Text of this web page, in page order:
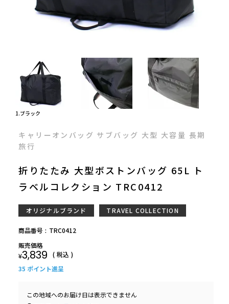
1.ブラック
キャリーオンバッグ サブバッグ 大型 大容量 長期
旅行
折りたたみ 大型ボストンバッグ 65L ト
ラベルコレクション TRC0412
オリジナルブランド TRAVEL COLLECTION
商品番号
TRC0412
販売価格
¥3,839
税込
35 ポイント進呈
この地域へのお届け日は表示できません